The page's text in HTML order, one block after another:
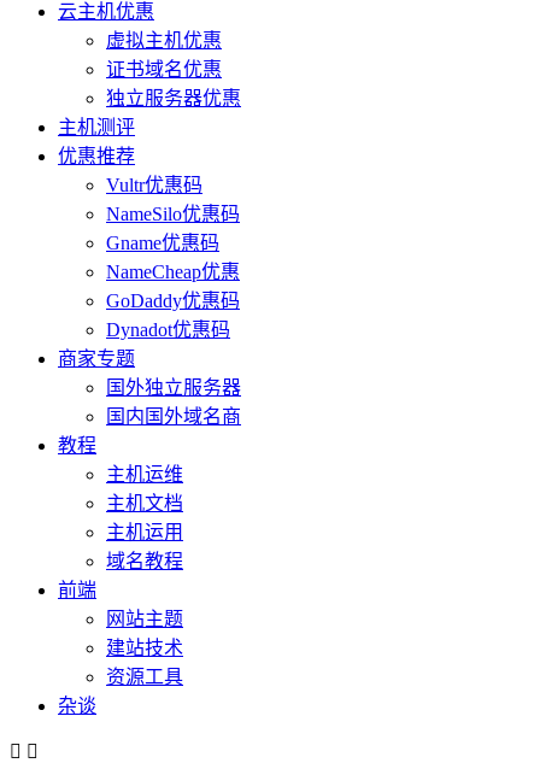
云主机优惠
虚拟主机优惠
证书域名优惠
独立服务器优惠
主机测评
优惠推荐
Vultr优惠码
NameSilo优惠码
Gname优惠码
NameCheap优惠
GoDaddy优惠码
Dynadot优惠码
商家专题
国外独立服务器
国内国外域名商
教程
主机运维
主机文档
主机运用
域名教程
前端
网站主题
建站技术
资源工具
杂谈
 